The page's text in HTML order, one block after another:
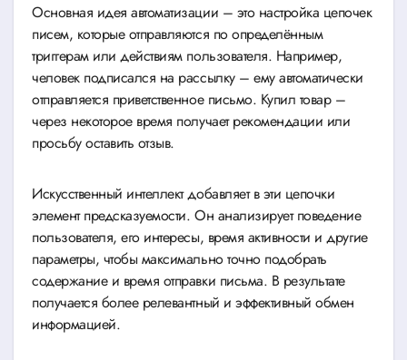
Основная идея автоматизации – это настройка цепочек
писем, которые отправляются по определённым
триггерам или действиям пользователя. Например,
человек подписался на рассылку – ему автоматически
отправляется приветственное письмо. Купил товар –
через некоторое время получает рекомендации или
просьбу оставить отзыв.
Искусственный интеллект добавляет в эти цепочки
элемент предсказуемости. Он анализирует поведение
пользователя, его интересы, время активности и другие
параметры, чтобы максимально точно подобрать
содержание и время отправки письма. В результате
получается более релевантный и эффективный обмен
информацией.